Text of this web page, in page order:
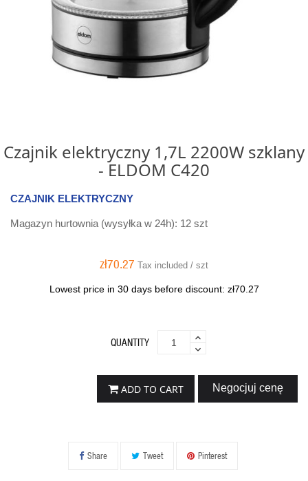
Czajnik elektryczny 1,7L 2200W szklany
- ELDOM C420
CZAJNIK ELEKTRYCZNY
Magazyn hurtownia (wysyłka w 24h): 12 szt
zł70.27 Tax included / szt
Lowest price in 30 days before discount: zł70.27
QUANTITY
ADD TO CART Negocjuj cenę
Share Tweet Pinterest